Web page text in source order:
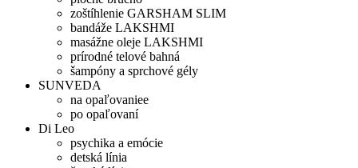
zoštíhlenie GARSHAM SLIM
bandáže LAKSHMI
masážne oleje LAKSHMI
prírodné telové bahná
šampóny a sprchové gély
SUNVEDA
na opaľovaniee
po opaľovaní
Di Leo
psychika a emócie
detská línia